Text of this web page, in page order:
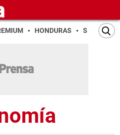
HONDURAS SAN PEDRO